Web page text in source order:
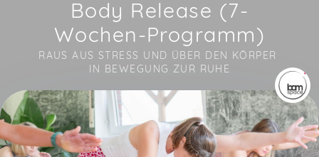
Body Release (7-
Wochen-Programm)
RAUS AUS STRESS UND ÜBER DEN KÖRPER
IN BEWEGUNG ZUR RUHE
Soon you will learn more about me here...